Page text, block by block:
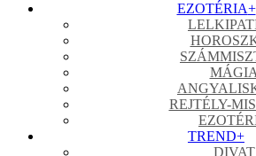
EZOTÉRIA+
MÁGIA
REJTÉLY-
TREND+
DIVAT